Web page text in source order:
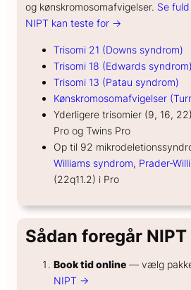
og kønskromosomafvigelser. Se
NIPT kan teste for →
Trisomi 21 (Downs syndrom)
Trisomi 18 (Edwards syndrom)
Trisomi 13 (Patau syndrom)
Kønskromosomafvigelser
Yderligere trisomier (9, 16,
Pro og Twins Pro
Op til 92
Williams syndrom, Prader-Willi
(22q11.2) i Pro
Sådan foregår
Book tid online — vælg
NIPT →